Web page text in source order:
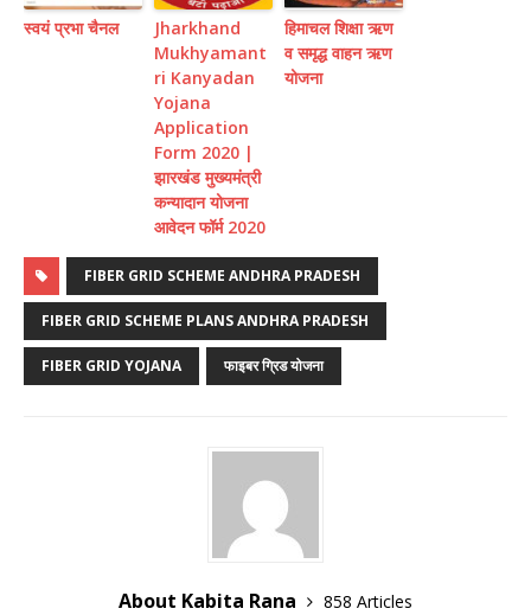
स्वयं प्रभा चैनल
Jharkhand
Mukhyamant
ri Kanyadan
Yojana
Application
Form 2020 |
झारखंड मुख्यमंत्री
कन्यादान योजना
आवेदन फॉर्म 2020
हिमाचल शिक्षा ऋण
व समृद्ध वाहन ऋण
योजना
FIBER GRID SCHEME ANDHRA PRADESH
FIBER GRID SCHEME PLANS ANDHRA PRADESH
FIBER GRID YOJANA फाइबर ग्रिड योजना
About Kabita Rana
858 Articles